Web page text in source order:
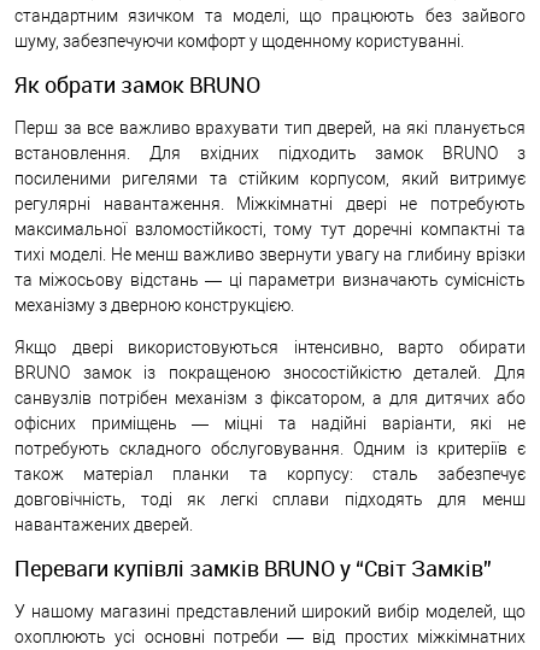
стандартним язичком та моделі, що працюють без зайвого
шуму, забезпечуючи комфорт у щоденному користуванні.
Як обрати замок BRUNO
Перш за все важливо врахувати тип дверей, на які планується
встановлення. Для вхідних підходить замок BRUNO з
посиленими ригелями та стійким корпусом, який витримує
регулярні навантаження. Міжкімнатні двері не потребують
максимальної взломостійкості, тому тут доречні компактні та
тихі моделі. Не менш важливо звернути увагу на глибину врізки
та міжосьову відстань — ці параметри визначають сумісність
механізму з дверною конструкцією.
Якщо двері використовуються інтенсивно, варто обирати
BRUNO замок із покращеною зносостійкістю деталей. Для
санвузлів потрібен механізм з фіксатором, а для дитячих або
офісних приміщень — міцні та надійні варіанти, які не
потребують складного обслуговування. Одним із критеріїв є
також матеріал планки та корпусу: сталь забезпечує
довговічність, тоді як легкі сплави підходять для менш
навантажених дверей.
Переваги купівлі замків BRUNO у “Світ Замків”
У нашому магазині представлений широкий вибір моделей, що
охоплюють усі основні потреби — від простих міжкімнатних